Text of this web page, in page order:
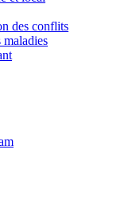
des conflits
maladies